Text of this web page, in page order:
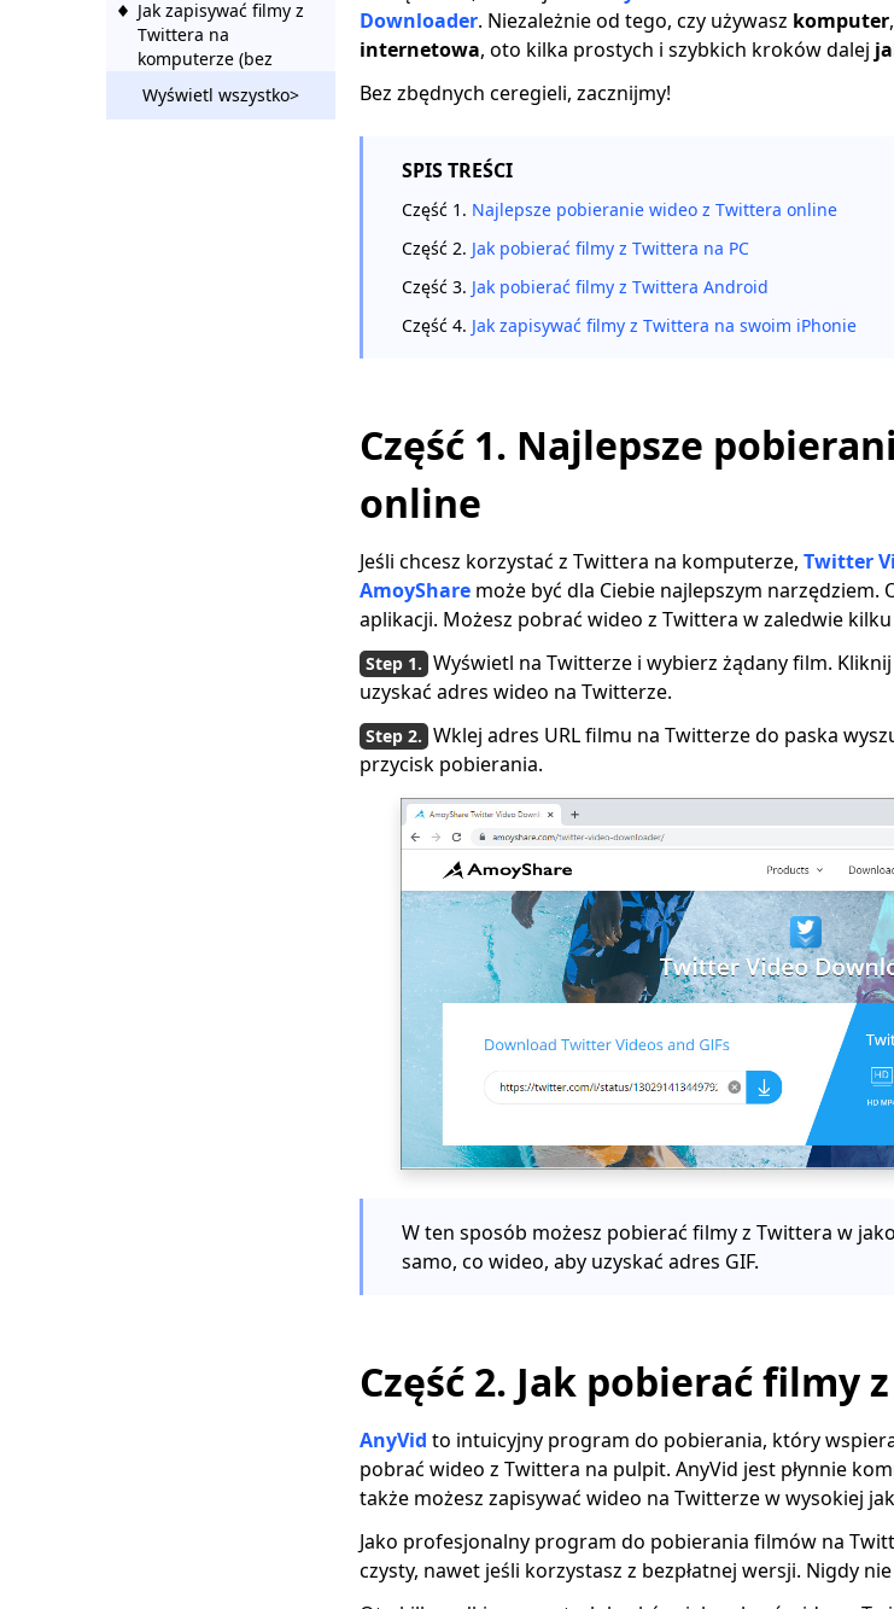
Downloader. Niezależnie od tego, czy używasz komputer,
internetowa, oto kilka prostych i szybkich kroków dalej
Bez zbędnych ceregieli, zacznijmy!
SPIS TREŚCI
Część 1. Najlepsze pobieranie wideo z Twittera online
Część 2. Jak pobierać filmy z Twittera na PC
Część 3. Jak pobierać filmy z Twittera Android
Część 4. Jak zapisywać filmy z Twittera na swoim iPhonie
Część 1. Najlepsze
online
Jeśli chcesz korzystać z Twittera na komputerze, Twitter
AmoyShare może być dla Ciebie najlepszym narzędziem.
aplikacji. Możesz pobrać wideo z Twittera w zaledwie
Wyświetl na Twitterze i wybierz żądany film.
uzyskać adres wideo na Twitterze.
Wklej adres URL filmu na Twitterze do paska
przycisk pobierania.
W ten sposób możesz pobierać filmy z Twittera w
samo, co wideo, aby uzyskać adres GIF.
Część 2. Jak pobierać filmy
AnyVid to intuicyjny program do pobierania, który
pobrać wideo z Twittera na pulpit. AnyVid jest płynnie
także możesz zapisywać wideo na Twitterze w wysokiej
Jako profesjonalny program do pobierania filmów na
czysty, nawet jeśli korzystasz z bezpłatnej wersji. Nigdy
Jak zapisywać filmy z
Twittera na
komputerze (bez
natrętnych reklam)
[Rozwiązany] Filmy z
Wyświetl wszystko>